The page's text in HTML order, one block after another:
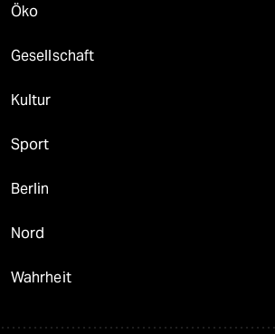
Öko
Gesellschaft
Kultur
Sport
Berlin
Nord
Wahrheit